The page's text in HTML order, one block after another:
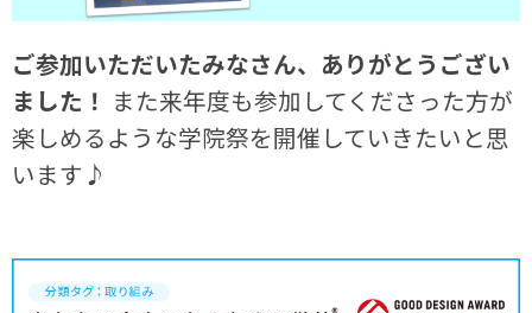
ご参加いただいたみなさん、ありがとうござい
ました！ また来年度も参加してくださった方が
楽しめるような学院祭を開催していきたいと思
います♪